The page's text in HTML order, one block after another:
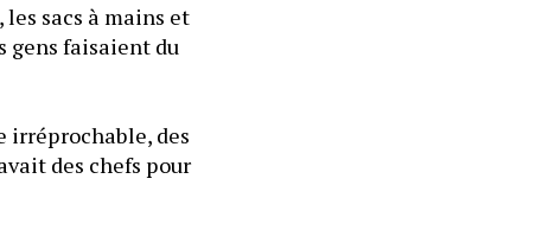
sacs à mains et
gens faisaient du
irréprochable, des
des chefs pour